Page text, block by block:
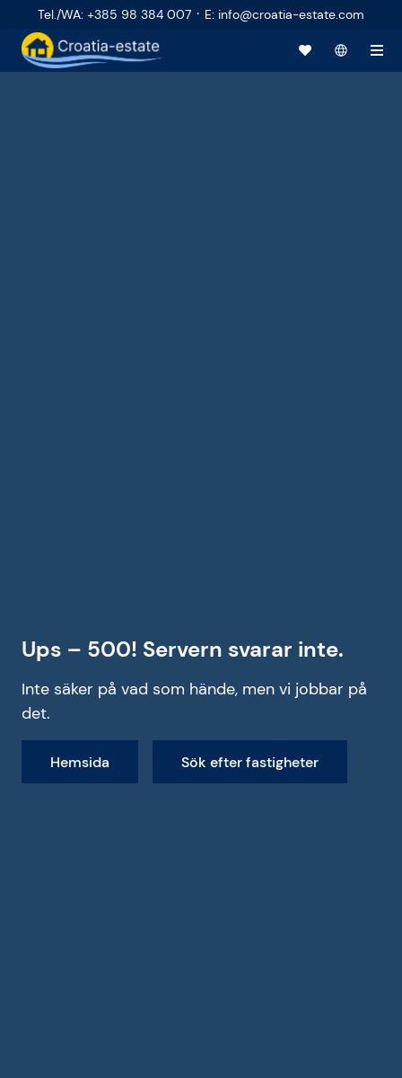
Tel./WA: +385 98 384 007 · E: info@croatia-estate.com
Ups – 500! Servern svarar inte.
Inte säker på vad som hände, men vi jobbar på
det.
Hemsida Sök efter fastigheter